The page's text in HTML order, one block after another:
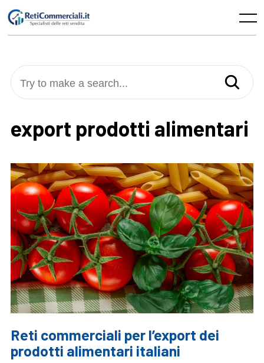
to
content
Menu
Try to make a search...
export prodotti alimentari
Reti commerciali per l’export dei
prodotti alimentari italiani